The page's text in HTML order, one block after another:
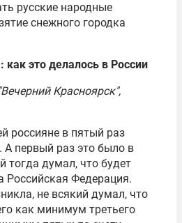
русские народные
снежного городка
это делалось в России
Красноярск",
россияне в пятый раз
А первый раз это было в
тогда думал, что будет
Российская Федерация.
не всякий думал, что
как минимум третьего